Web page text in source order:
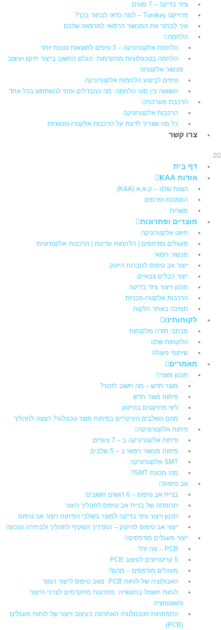
ציוד בדיקה – 7 סוגים
פרוייקט Turnkey – למה כדאי לבחור בכך?
איך לבחור את המכשור הרפואי למרפאה שלכם
הלחמה
הלחמת אלקטרוניקה – 3 טיפים לתוצאות טובות יותר
הלחמה בטכנולוגיות מתקדמות: הגלם החשוב בייצור תיקון ועיצוב
מכשור אלקטרוני
טיפים לביצוע הלחמות אלקטרוניקה
השוואה בין סוגי הלחמה: מה ההבדלים ומתי להשתמש בכל אחד
הרכבת מערכות
הרכבות אלקטרוניקה
כל מה שצריך לדעת על הרכבות אלקטרו-מכאניות
צרו קשר
דף בית
אודות KAA
הצוות שלנו – ק.א.א (KAA)
הסמכות ופרסים
משרות
מוצרים ופתרונות
חיווט אלקטרוניקה
מעגלים מודפסים | הלחמות עדינות | הרכבות אלקטרוניות
מכשור רפואי
ייצור אב טיפוס לחברות הייטק
ייצור כבלים צבאיים
תכנון וייצור ציוד בדיקה
הרכבות אלקטרו-מכניות
תמיכה באתר הלקוח
לקוחותינו
מכתבי תודה מלקוחות
הלקוחות שלנו
שיתופי פעולה
מאמרים
תכנון מוצר
מוצר חדש – מה חשוב לזכור?
פיתוח מוצר חדש
ליווי פרויקטים בהייטק
מהם השלבים העיקריים בפיתוח מוצר טכנולוגי? הצצה לתהליך
פיתוח אלקטרוניקה
פיתוח אלקטרוניקה ב – 7 צעדים
פיתוח מכשור רפואי ב – 5 שלבים
SMT אלקטרוניקה
מהי מכונת SMT?
אב טיפוס
בניית אב טיפוס – 6 דגשים חשובים
תרומתה של בניית אב טיפוס לתהליך היצור​
תכנון וייצור ציוד בדיקה למוצר בשלבי הפיתוח וייצור אב טיפוס
ייצור אב טיפוס להייטק – המדריך המקיף לתהליך ולבחירה הנכונה
ייצור מעגלים מודפסים
PCB – מה זה?
5 קריטריונים לעיצוב PCB
מעגלים מודפסים – מהם?
האבולוציה של לוחות PCB: מאב טיפוס לייצור המוני
לוחות חשמל בתעשייה: פתרונות מתקדמים לצרכי הייצור
והאוטומציה
התפתחות הטכנולוגיה האחרונה בעיצוב וייצור של לוחות מעגלים
(PCB)